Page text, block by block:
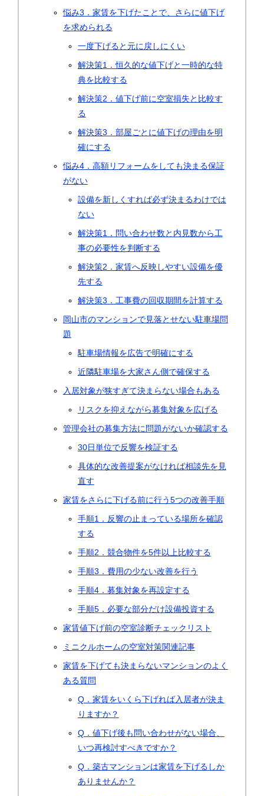
悩み3．家賃を下げたことで、さらに値下げ
を求められる
一度下げると元に戻しにくい
解決策1．恒久的な値下げと一時的な特
典を比較する
解決策2．値下げ前に空室損失と比較す
る
解決策3．部屋ごとに値下げの理由を明
確にする
悩み4．高額リフォームをしても決まる保証
がない
設備を新しくすれば必ず決まるわけでは
ない
解決策1．問い合わせ数と内見数から工
事の必要性を判断する
解決策2．家賃へ反映しやすい設備を優
先する
解決策3．工事費の回収期間を計算する
岡山市のマンションで見落とせない駐車場問
題
駐車場情報を広告で明確にする
近隣駐車場を大家さん側で確保する
入居対象が狭すぎて決まらない場合もある
リスクを抑えながら募集対象を広げる
管理会社の募集方法に問題がないか確認する
30日単位で反響を検証する
具体的な改善提案がなければ相談先を見
直す
家賃をさらに下げる前に行う5つの改善手順
手順1．反響の止まっている場所を確認
する
手順2．競合物件を5件以上比較する
手順3．費用の少ない改善を行う
手順4．募集対象を再設定する
手順5．必要な部分だけ設備投資する
家賃値下げ前の空室診断チェックリスト
ミニクルホームの空室対策関連記事
家賃を下げても決まらないマンションのよく
ある質問
Q．家賃をいくら下げれば入居者が決ま
りますか？
Q．値下げ後も問い合わせがない場合、
いつ再検討すべきですか？
Q．築古マンションは家賃を下げるしか
ありませんか？